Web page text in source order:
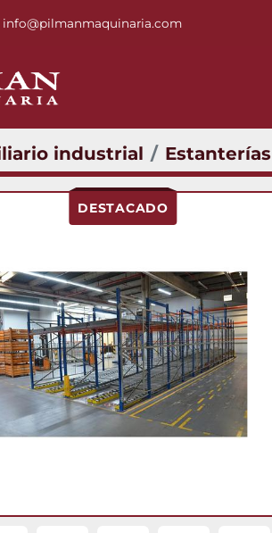
info@pilmanmaquinaria.com
industrial Estanterías
DESTACADO